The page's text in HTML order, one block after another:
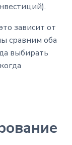
зависит от
сравним оба
выбирать